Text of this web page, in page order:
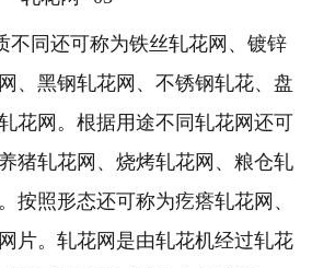
同还可称为铁丝轧花网、镀锌
、黑钢轧花网、不锈钢轧花、盘
花网。根据用途不同轧花网还可
猪轧花网、烧烤轧花网、粮仓轧
按照形态还可称为疙瘩轧花网、
片。轧花网是由轧花机经过轧花